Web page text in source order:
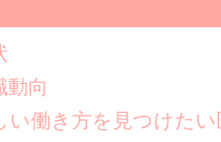
動向
い働き方を見つけた